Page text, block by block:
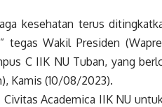
kesehatan terus
tegasWakil Presiden (
C IIK NU Tuban, yang
Kamis (10/08/2023).
Academica IIK NU